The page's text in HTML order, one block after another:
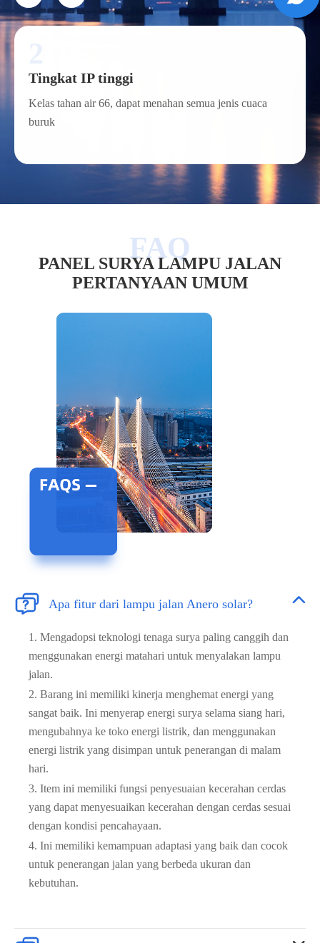
Tingkat IP tinggi
Kelas tahan air 66, dapat menahan semua jenis cuaca
buruk
PANEL SURYA LAMPU JALAN
PERTANYAAN UMUM
 Apa fitur dari lampu jalan Anero solar? 
1. Mengadopsi teknologi tenaga surya paling canggih dan
menggunakan energi matahari untuk menyalakan lampu
jalan.
2. Barang ini memiliki kinerja menghemat energi yang
sangat baik. Ini menyerap energi surya selama siang hari,
mengubahnya ke toko energi listrik, dan menggunakan
energi listrik yang disimpan untuk penerangan di malam
hari.
3. Item ini memiliki fungsi penyesuaian kecerahan cerdas
yang dapat menyesuaikan kecerahan dengan cerdas sesuai
dengan kondisi pencahayaan.
4. Ini memiliki kemampuan adaptasi yang baik dan cocok
untuk penerangan jalan yang berbeda ukuran dan
kebutuhan.